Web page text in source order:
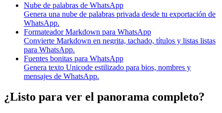
Nube de palabras de WhatsApp
Genera una nube de palabras privada desde tu exportación de
WhatsApp.
Formateador Markdown para WhatsApp
Convierte Markdown en negrita, tachado, títulos y listas listas
para WhatsApp.
Fuentes bonitas para WhatsApp
Genera texto Unicode estilizado para bios, nombres y
mensajes de WhatsApp.
¿Listo para ver el panorama completo?